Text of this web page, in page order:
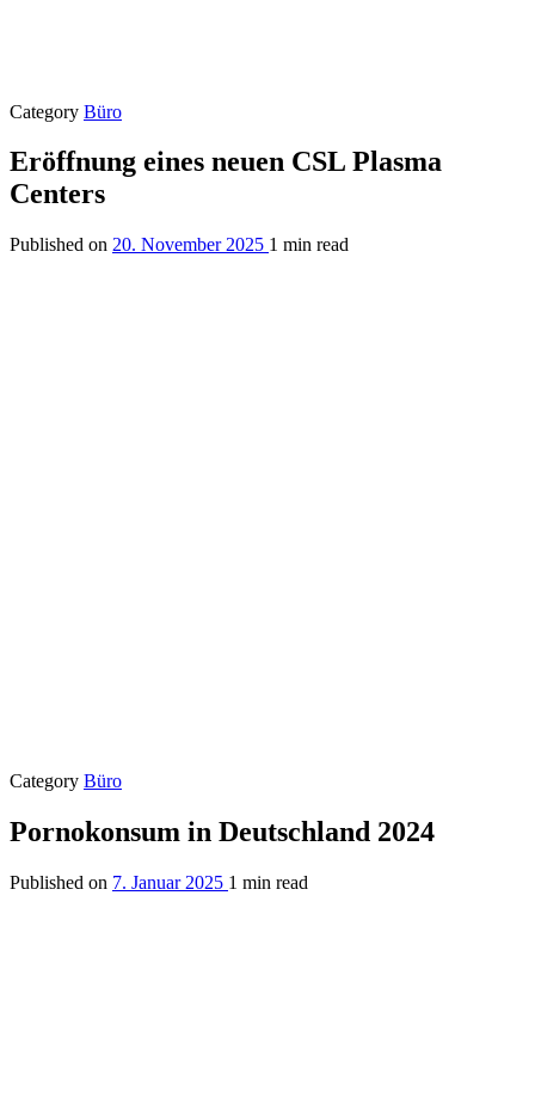
Category Büro
Eröffnung eines neuen CSL Plasma
Centers
Published on 20. November 2025 1 min read
Category Büro
Pornokonsum in Deutschland 2024
Published on 7. Januar 2025 1 min read